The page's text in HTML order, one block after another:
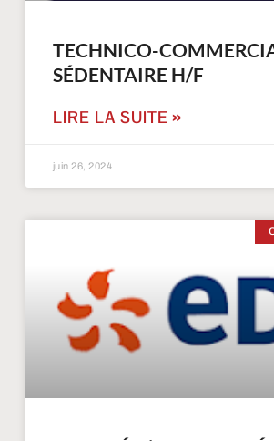
TECHNICO-
SÉDENTAIRE H/F
LIRE LA SUITE »
juin 26, 2024